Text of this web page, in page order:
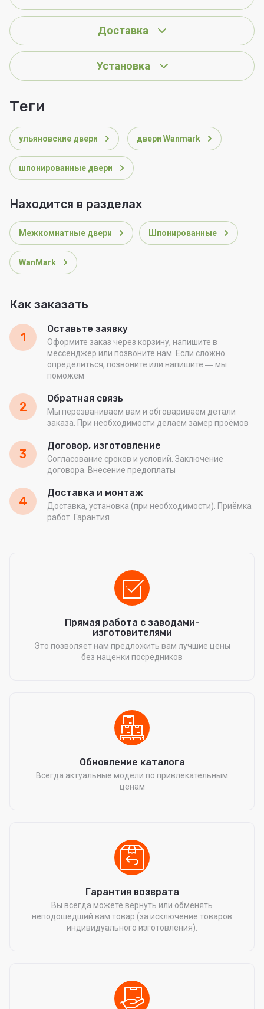
Доставка
Установка
теги
ульяновские двери двери Wanmark
шпонированные двери
Находится в разделах
Межкомнатные двери Шпонированные
WanMark
Как заказать
1
Оставьте заявку
Оформите заказ через корзину, напишите в
мессенджер или позвоните нам. Если сложно
определиться, позвоните или напишите ― мы
поможем
2
Обратная связь
Мы перезваниваем вам и обговариваем детали
заказа. При необходимости делаем замер проёмов
3
Договор, изготовление
Согласование сроков и условий. Заключение
договора. Внесение предоплаты
4
Доставка и монтаж
Доставка, установка (при необходимости). Приёмка
работ. Гарантия
Прямая работа с заводами-
изготовителями
Это позволяет нам предложить вам лучшие цены
без наценки посредников
Обновление каталога
Всегда актуальные модели по привлекательным
ценам
Гарантия возврата
Вы всегда можете вернуть или обменять
неподошедший вам товар (за исключение товаров
индивидуального изготовления).